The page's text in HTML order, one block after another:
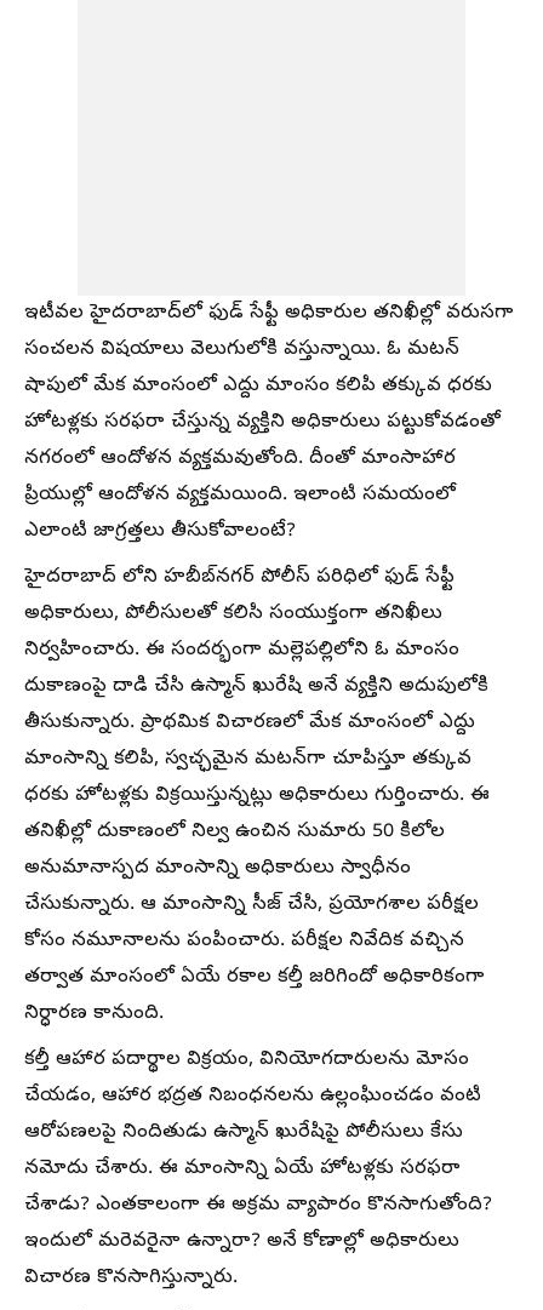
ఇటీవల హైదరాబాద్‌లో ఫుడ్ సేఫ్టీ అధికారుల తనిఖీల్లో వరుసగా
సంచలన విషయాలు వెలుగులోకి వస్తున్నాయి. ఓ మటన్
షాపులో మేక మాంసంలో ఎద్దు మాంసం కలిపి తక్కువ ధరకు
హోటళ్లకు సరఫరా చేస్తున్న వ్యక్తిని అధికారులు పట్టుకోవడంతో
నగరంలో ఆందోళన వ్యక్తమవుతోంది. దీంతో మాంసాహార
ప్రియుల్లో ఆందోళన వ్యక్తమయింది. ఇలాంటి సమయంలో
ఎలాంటి జాగ్రత్తలు తీసుకోవాలంటే?
హైదరాబాద్ లోని హబీబ్‌నగర్ పోలీస్ పరిధిలో ఫుడ్ సేఫ్టీ
అధికారులు, పోలీసులతో కలిసి సంయుక్తంగా తనిఖీలు
నిర్వహించారు. ఈ సందర్భంగా మల్లెపల్లిలోని ఓ మాంసం
దుకాణంపై దాడి చేసి ఉస్మాన్ ఖురేషి అనే వ్యక్తిని అదుపులోకి
తీసుకున్నారు. ప్రాథమిక విచారణలో మేక మాంసంలో ఎద్దు
మాంసాన్ని కలిపి, స్వచ్ఛమైన మటన్‌గా చూపిస్తూ తక్కువ
ధరకు హోటళ్లకు విక్రయిస్తున్నట్లు అధికారులు గుర్తించారు. ఈ
తనిఖీల్లో దుకాణంలో నిల్వ ఉంచిన సుమారు 50 కిలోల
అనుమానాస్పద మాంసాన్ని అధికారులు స్వాధీనం
చేసుకున్నారు. ఆ మాంసాన్ని సీజ్ చేసి, ప్రయోగశాల పరీక్షల
కోసం నమూనాలను పంపించారు. పరీక్షల నివేదిక వచ్చిన
తర్వాత మాంసంలో ఏయే రకాల కల్తీ జరిగిందో అధికారికంగా
నిర్ధారణ కానుంది.
కల్తీ ఆహార పదార్థాల విక్రయం, వినియోగదారులను మోసం
చేయడం, ఆహార భద్రత నిబంధనలను ఉల్లంఘించడం వంటి
ఆరోపణలపై నిందితుడు ఉస్మాన్ ఖురేషిపై పోలీసులు కేసు
నమోదు చేశారు. ఈ మాంసాన్ని ఏయే హోటళ్లకు సరఫరా
చేశాడు? ఎంతకాలంగా ఈ అక్రమ వ్యాపారం కొనసాగుతోంది?
ఇందులో మరెవరైనా ఉన్నారా? అనే కోణాల్లో అధికారులు
విచారణ కొనసాగిస్తున్నారు.